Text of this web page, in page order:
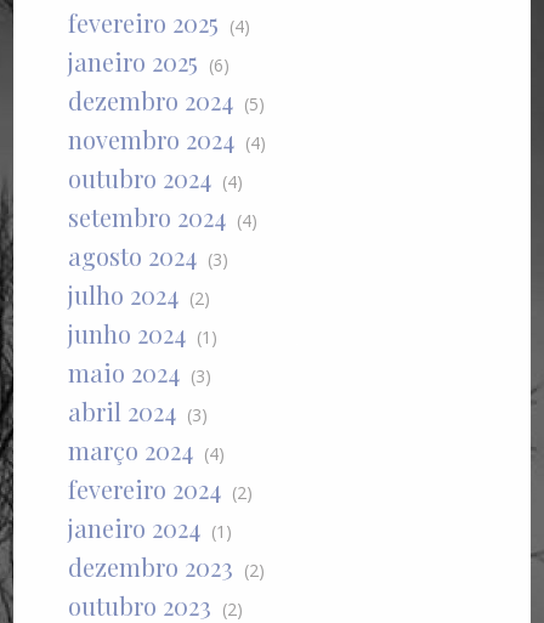
fevereiro 2025 (4)
janeiro 2025 (6)
dezembro 2024 (5)
novembro 2024 (4)
outubro 2024 (4)
setembro 2024 (4)
agosto 2024 (3)
julho 2024 (2)
junho 2024 (1)
maio 2024 (3)
abril 2024 (3)
março 2024 (4)
fevereiro 2024 (2)
janeiro 2024 (1)
dezembro 2023 (2)
outubro 2023 (2)